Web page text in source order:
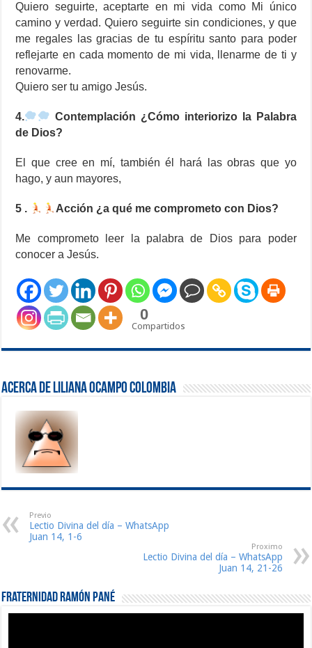
Quiero seguirte, aceptarte en mi vida como Mi único
camino y verdad. Quiero seguirte sin condiciones, y que
me regales las gracias de tu espíritu santo para poder
reflejarte en cada momento de mi vida, llenarme de ti y
renovarme.
Quiero ser tu amigo Jesús.
4.
Contemplación ¿Cómo interiorizo la Palabra
de Dios?
El que cree en mí, también él hará las obras que yo
hago, y aun mayores,
5 . Acción ¿a qué me comprometo con Dios?
Me comprometo leer la palabra de Dios para poder
conocer a Jesús.
0
Compartidos
Acerca de Liliana Ocampo Colombia
Previo
Lectio Divina del día – WhatsApp
Juan 14, 1-6
Proximo
Lectio Divina del día – WhatsApp
Juan 14, 21-26
Fraternidad Ramón Pané